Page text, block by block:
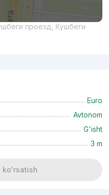
проезд, Кушбеги
Euro
Avtonom
G'isht
3 m
ko'rsatish